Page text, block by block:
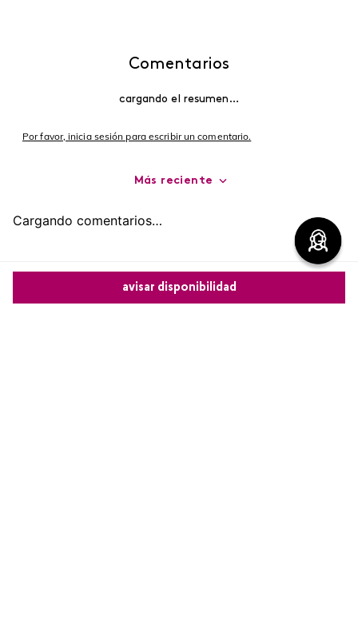
avisar disponibilidad
Comentarios
cargando el resumen…
Por favor, inicia sesión para escribir un comentario.
Más reciente
Cargando comentarios…